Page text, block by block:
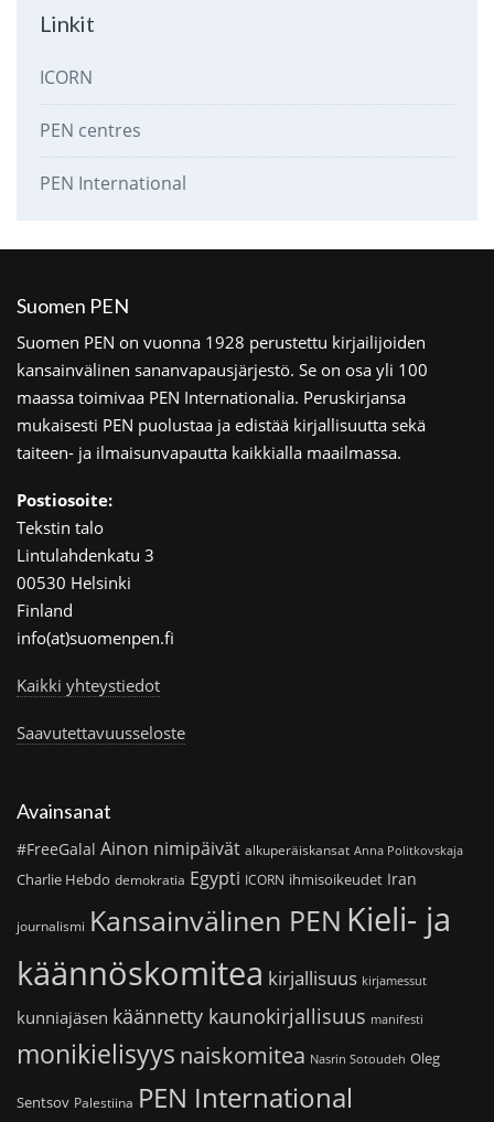
Linkit
ICORN
PEN centres
PEN International
Suomen PEN
Suomen PEN on vuonna 1928 perustettu kirjailijoiden
kansainvälinen sananvapausjärjestö. Se on osa yli 100
maassa toimivaa PEN Internationalia. Peruskirjansa
mukaisesti PEN puolustaa ja edistää kirjallisuutta sekä
taiteen- ja ilmaisunvapautta kaikkialla maailmassa.
Postiosoite:
Tekstin talo
Lintulahdenkatu 3
00530 Helsinki
Finland
info(at)suomenpen.fi
Kaikki yhteystiedot
Saavutettavuusseloste
Avainsanat
#FreeGalal Ainon nimipäivät alkuperäiskansat Anna Politkovskaja
Charlie Hebdo demokratia Egypti ICORN ihmisoikeudet Iran
journalismi Kansainvälinen PEN Kieli- ja
käännöskomitea kirjallisuus kirjamessut
kunniajäsen käännetty kaunokirjallisuus manifesti
monikielisyys naiskomitea Nasrin Sotoudeh Oleg
Sentsov Palestiina PEN International